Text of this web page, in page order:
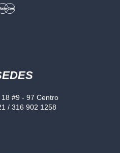
#9 - 97 Centro
/ 316 902 1258